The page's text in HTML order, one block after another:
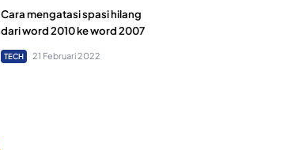
Cara mengatasi spasi hilang
dari word 2010 ke word 2007
TECH 21 Februari 2022